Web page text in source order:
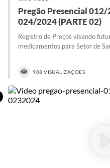
Pregão Presencial 012/
024/2024 (PARTE 02)
Registro de Preços visando
medicamentos para Setor de
908 VISUALIZAÇÕES